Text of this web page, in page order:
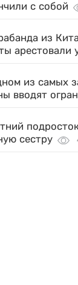
с собой
из
арестовали
из самых
вводят
сестру